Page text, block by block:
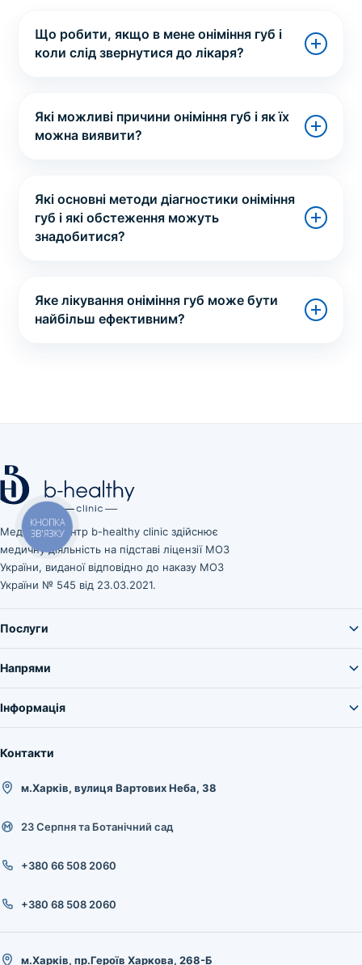
Що робити, якщо в мене оніміння губ і
коли слід звернутися до лікаря?
Які можливі причини оніміння губ і як їх
можна виявити?
Які основні методи діагностики оніміння
губ і які обстеження можуть
знадобитися?
Яке лікування оніміння губ може бути
найбільш ефективним?
Медичний центр b-healthy clinic здійснює
медичну діяльність на підставі ліцензії МОЗ
України, виданої відповідно до наказу МОЗ
України № 545 від 23.03.2021.
Послуги
Напрями
Інформація
Контакти
м.Харків, вулиця Вартових Неба, 38
23 Серпня та Ботанічний сад
+380 66 508 2060
+380 68 508 2060
м.Харків, пр.Героїв Харкова, 268-Б
КНОПКА
ЗВ'ЯЗКУ